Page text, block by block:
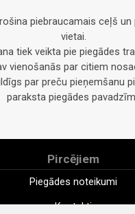
piebraucamais ceļš un
vietai.
tiek veikta pie piegādes
vienošanās par citiem
par preču pieņemšanu
paraksta piegādes
Pircējiem
Piegādes noteikumi
Kontakti